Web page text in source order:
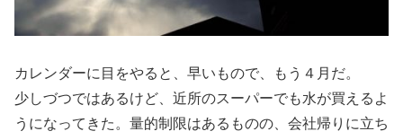
カレンダーに目をやると、早いもので、もう４月だ。
少しづつではあるけど、近所のスーパーでも水が買えるよ
うになってきた。量的制限はあるものの、会社帰りに立ち